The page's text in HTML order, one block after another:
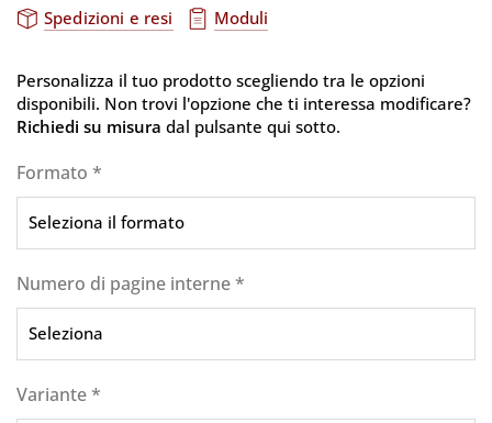
Spedizioni e resi Moduli
Personalizza il tuo prodotto scegliendo tra le opzioni
disponibili. Non trovi l'opzione che ti interessa modificare?
Richiedi su misura dal pulsante qui sotto.
Formato *
Numero di pagine interne*
Variante*